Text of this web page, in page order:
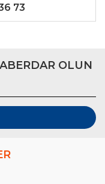
73
OLUN